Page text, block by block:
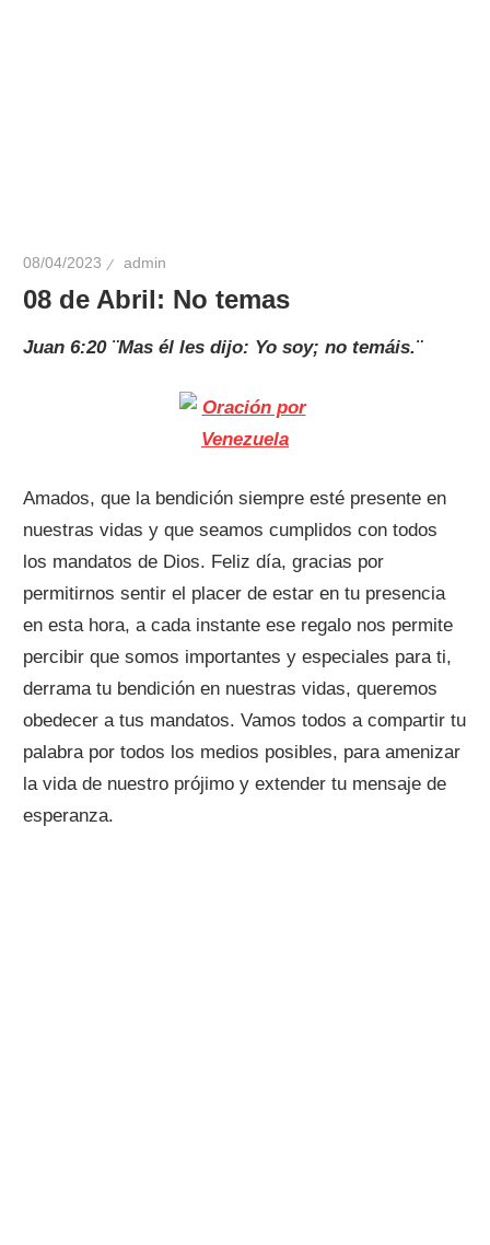
08/04/2023 admin
08 de Abril: No temas
Juan 6:20 ¨Mas él les dijo: Yo soy; no temáis.¨
Amados, que la bendición siempre esté presente en
nuestras vidas y que seamos cumplidos con todos
los mandatos de Dios. Feliz día, gracias por
permitirnos sentir el placer de estar en tu presencia
en esta hora, a cada instante ese regalo nos permite
percibir que somos importantes y especiales para ti,
derrama tu bendición en nuestras vidas, queremos
obedecer a tus mandatos. Vamos todos a compartir tu
palabra por todos los medios posibles, para amenizar
la vida de nuestro prójimo y extender tu mensaje de
esperanza.